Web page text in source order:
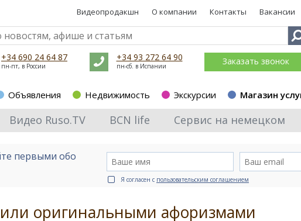
Видеопродакшн О компании Контакты Вакансии
+34 690 24 64 87
пн-пт, в России
+34 93 272 64 90
пн-сб. в Испании Заказать звонок
Объявления Недвижимость Экскурсии Магазин
Видео Ruso.TV BCN life Сервис на немецком
первыми обо
Я согласен с пользовательским соглашением
оригинальными афоризмами